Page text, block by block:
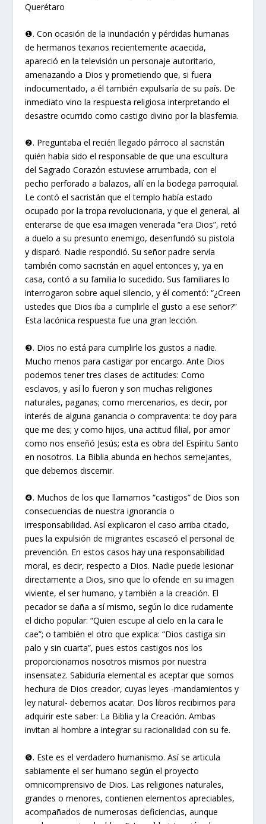
Querétaro
❶. Con ocasión de la inundación y pérdidas humanas
de hermanos texanos recientemente acaecida,
apareció en la televisión un personaje autoritario,
amenazando a Dios y prometiendo que, si fuera
indocumentado, a él también expulsaría de su país. De
inmediato vino la respuesta religiosa interpretando el
desastre ocurrido como castigo divino por la blasfemia.
❷. Preguntaba el recién llegado párroco al sacristán
quién había sido el responsable de que una escultura
del Sagrado Corazón estuviese arrumbada, con el
pecho perforado a balazos, allí en la bodega parroquial.
Le contó el sacristán que el templo había estado
ocupado por la tropa revolucionaria, y que el general, al
enterarse de que esa imagen venerada “era Dios”, retó
a duelo a su presunto enemigo, desenfundó su pistola
y disparó. Nadie respondió. Su señor padre servía
también como sacristán en aquel entonces y, ya en
casa, contó a su familia lo sucedido. Sus familiares lo
interrogaron sobre aquel silencio, y él comentó: “¿Creen
ustedes que Dios iba a cumplirle el gusto a ese señor?”
Esta lacónica respuesta fue una gran lección.
❸. Dios no está para cumplirle los gustos a nadie.
Mucho menos para castigar por encargo. Ante Dios
podemos tener tres clases de actitudes: Como
esclavos, y así lo fueron y son muchas religiones
naturales, paganas; como mercenarios, es decir, por
interés de alguna ganancia o compraventa: te doy para
que me des; y como hijos, una actitud filial, por amor
como nos enseñó Jesús; esta es obra del Espíritu Santo
en nosotros. La Biblia abunda en hechos semejantes,
que debemos discernir.
❹. Muchos de los que llamamos “castigos” de Dios son
consecuencias de nuestra ignorancia o
irresponsabilidad. Así explicaron el caso arriba citado,
pues la expulsión de migrantes escaseó el personal de
prevención. En estos casos hay una responsabilidad
moral, es decir, respecto a Dios. Nadie puede lesionar
directamente a Dios, sino que lo ofende en su imagen
viviente, el ser humano, y también a la creación. El
pecador se daña a sí mismo, según lo dice rudamente
el dicho popular: “Quien escupe al cielo en la cara le
cae”; o también el otro que explica: “Dios castiga sin
palo y sin cuarta”, pues estos castigos nos los
proporcionamos nosotros mismos por nuestra
insensatez. Sabiduría elemental es aceptar que somos
hechura de Dios creador, cuyas leyes -mandamientos y
ley natural- debemos acatar. Dos libros recibimos para
adquirir este saber: La Biblia y la Creación. Ambas
invitan al hombre a integrar su racionalidad con su fe.
❺. Este es el verdadero humanismo. Así se articula
sabiamente el ser humano según el proyecto
omnicomprensivo de Dios. Las religiones naturales,
grandes o menores, contienen elementos apreciables,
acompañados de numerosas deficiencias, aunque